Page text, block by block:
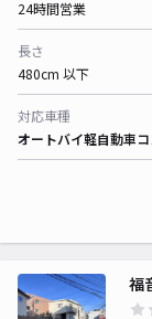
24時間営業
長さ
480cm 以下
対応車種
オートバイ軽自動車
福